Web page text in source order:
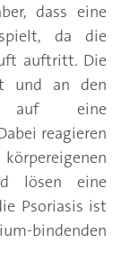
dass eine
da die
auftritt. Die
und an den
auf eine
reagieren
lösen eine
Psoriasis ist
bindenden